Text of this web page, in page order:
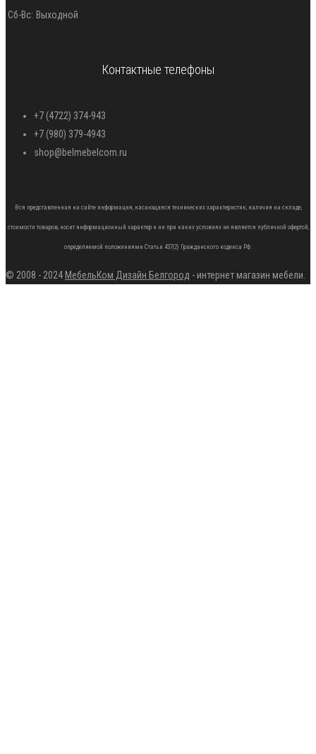
Сб-Вс: Выходной
Контактные телефоны
+7 (4722) 374-943
+7 (980) 379-4943
shop@belmebelcom.ru
Вся представленная на сайте информация, касающаяся технических характеристик, наличия на складе,
стоимости товаров, носит информационный характер и ни при каких условиях не является публичной офертой,
определяемой положениями Статьи 437(2) Гражданского кодекса РФ.
© 2008 - 2024 МебельКом Дизайн Белгород - интернет магазин мебели.